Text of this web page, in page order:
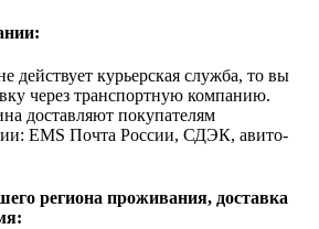
действует курьерская служба, то вы
через транспортную компанию.
доставляют покупателям
EMS Почта России, СДЭК, авито-
региона проживания, доставка